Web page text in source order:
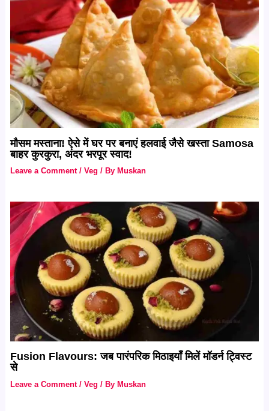
मौसम मस्‍ताना! ऐसे में घर पर बनाएं हलवाई जैसे खस्ता Samosa
बाहर कुरकुरा, अंदर भरपूर स्वाद!
Leave a Comment /Veg / By Muskan
Fusion Flavours: जब पारंपरिक मिठाइयाँ मिलें मॉडर्न ट्विस्ट
से
Leave a Comment /Veg / By Muskan